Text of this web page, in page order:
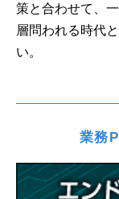
策と合わせて、
層問われる時代
い。
業務